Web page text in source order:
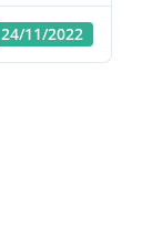
24/11/2022